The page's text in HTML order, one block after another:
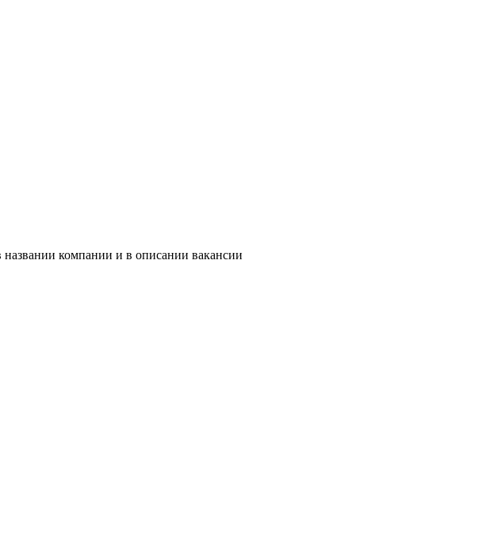
компании и в описании вакансии